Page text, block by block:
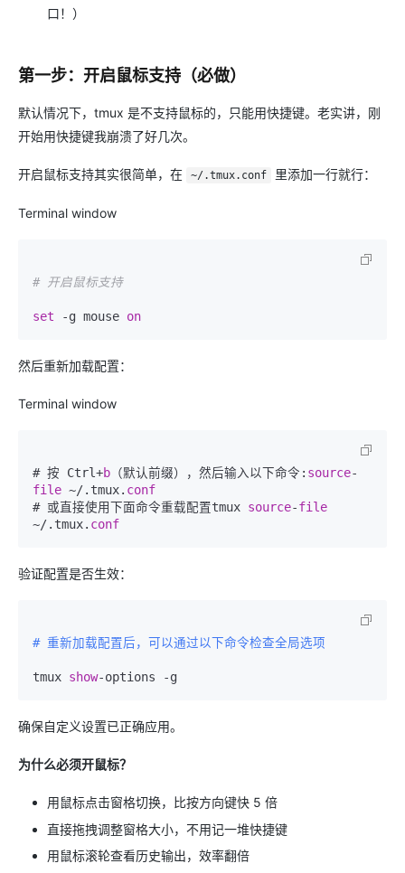
口！）
第一步：开启鼠标支持（必做）
默认情况下，tmux 是不支持鼠标的，只能用快捷键。老实讲，刚
开始用快捷键我崩溃了好几次。
开启鼠标支持其实很简单，在 ~/.tmux.conf 里添加一行就行：
Terminal window
# 开启鼠标支持
set -g mouse on
然后重新加载配置：
Terminal window
# 按 Ctrl+b （默认前缀），然后输入以下命令: source-
file ~/.tmux. conf
# 或直接使用下面命令重载配置tmux source-file
~/.tmux. conf
验证配置是否生效：
# 重新加载配置后，可以通过以下命令检查全局选项
tmux show
确保自定义设置已正确应用。
为什么必须开鼠标？
用鼠标点击窗格切换，比按方向键快 5 倍
直接拖拽调整窗格大小，不用记一堆快捷键
用鼠标滚轮查看历史输出，效率翻倍